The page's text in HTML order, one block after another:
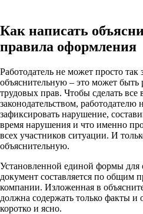
Как написать
правила оформления
Работодатель не может просто так
объяснительную – это может быть
трудовых прав. Чтобы сделать все
законодательством, работодателю
зафиксировать нарушение,
время нарушения и что именно
всех участников ситуации. И
объяснительную.
Установленной единой формы для
документ составляется по общим
компании. Изложенная в
должна содержать только факты и
коротко и ясно.